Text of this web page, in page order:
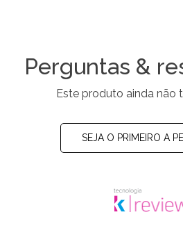
Perguntas &
Este produto ainda não
SEJA O PRIMEIRO A